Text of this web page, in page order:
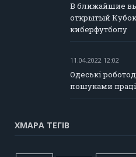
В ближайшие
открытый
киберфутболу
11.04.2022 12:02
Одеські
пошуками
ХМАРА ТЕГІВ